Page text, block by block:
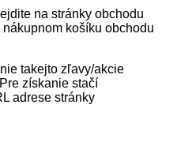
na stránky obchodu
košíku obchodu
takejto zľavy/akcie
získanie stačí
adrese stránky